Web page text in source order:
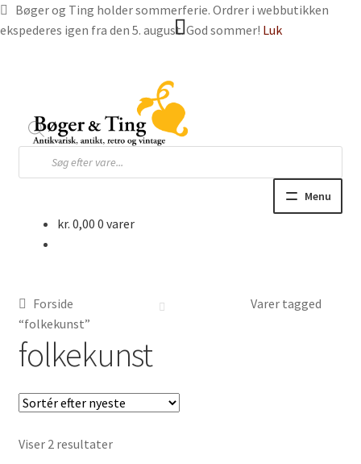
Bøger og Ting holder sommerferie. Ordrer i webbutikken
ekspederes igen fra den 5. august. God sommer! Luk
navigation
indhold
Products
search
Menu
Bøger og blade
Børnebøger
Ting
Jul og temaer
kr. 0,00 0 varer
Forside
Varer tagged
“folkekunst”
folkekunst
Viser 2 resultaterSorteret